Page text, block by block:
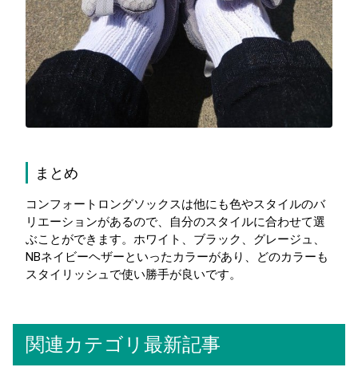
まとめ
コンフォートロングソックスは他にも色やスタイルのバ
リエーションがあるので、自分のスタイルに合わせて選
ぶことができます。ホワイト、ブラック、グレージュ、
NBネイビーヘザーといったカラーがあり、どのカラーも
スタイリッシュで使い勝手が良いです。
関連カテゴリ最新記事